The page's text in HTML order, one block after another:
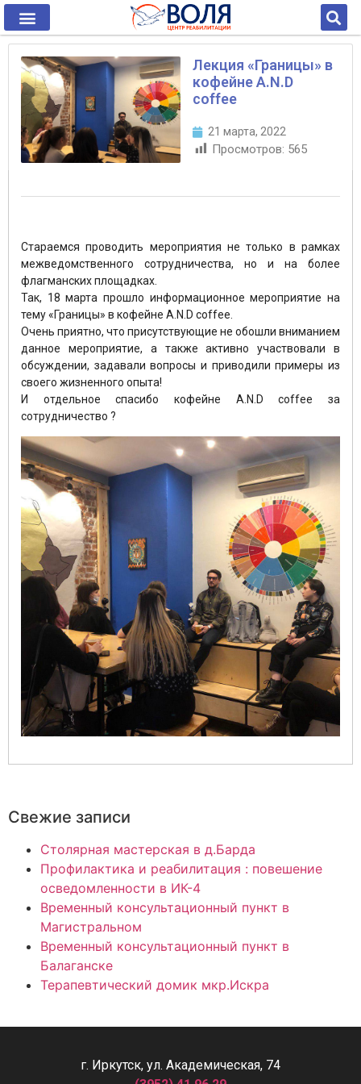
Лекция «Границы» в
кофейне A.N.D
coffee
21 марта, 2022
Просмотров: 565
Стараемся проводить мероприятия не только в рамках
межведомственного сотрудничества, но и на более
флагманских площадках.
Так, 18 марта прошло информационное мероприятие на
тему «Границы» в кофейне A.N.D coffee.
Очень приятно, что присутствующие не обошли вниманием
данное мероприятие, а также активно участвовали в
обсуждении, задавали вопросы и приводили примеры из
своего жизненного опыта!
И отдельное спасибо кофейне A.N.D coffee за
сотрудничество ?
Свежие записи
Столярная мастерская в д.Барда
Профилактика и реабилитация : повешение
осведомленности в ИК-4
Временный консультационный пункт в
Магистральном
Временный консультационный пункт в
Балаганске
Терапевтический домик мкр.Искра
г. Иркутск, ул. Академическая, 74